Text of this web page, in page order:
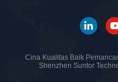
Cina Kualitas Baik
Shenzhen Suntor